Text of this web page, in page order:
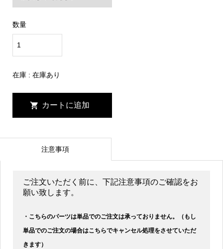
数量
在庫 : 在庫あり
注意事項
ご注文いただく前に、下記注意事項のご確認をお
願い致します。
・こちらのパーツは単品でのご注文は承っておりません。（もし
単品でのご注文の場合はこちらでキャンセル処理をさせていただ
きます）